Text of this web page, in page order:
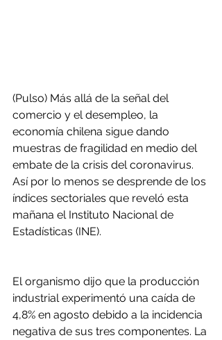
(Pulso) Más allá de la señal del
comercio y el desempleo, la
economía chilena sigue dando
muestras de fragilidad en medio del
embate de la crisis del coronavirus.
Así por lo menos se desprende de los
índices sectoriales que reveló esta
mañana el Instituto Nacional de
Estadísticas (INE).
El organismo dijo que la producción
industrial experimentó una caída de
4,8% en agosto debido a la incidencia
negativa de sus tres componentes. La